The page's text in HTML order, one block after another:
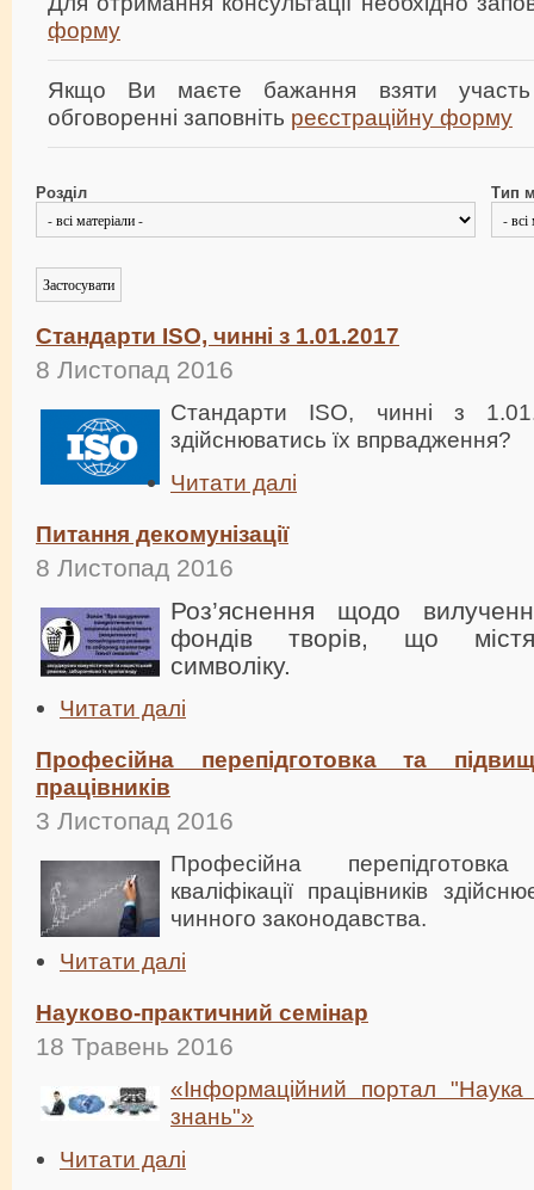
форму
Якщо Ви маєте бажання взяти
обговоренні заповніть реєстраційну форму
Розділ Тип
Стандарти ISO, чинні з 1.01.2017
8 Листопад 2016
Стандарти ISO, чинні з
здійснюватись їх впрвадження?
Читати далі
Питання декомунізації
8 Листопад 2016
Роз’яснення щодо
фондів творів, що
символіку.
Читати далі
Професійна перепідготовка та
працівників
3 Листопад 2016
Професійна
кваліфікації працівників
чинного законодавства.
Читати далі
Науково-практичний семінар
18 Травень 2016
«Інформаційний портал
знань"»
Читати далі